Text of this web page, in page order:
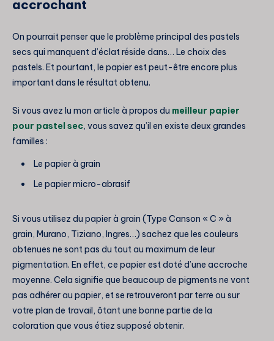
accrochant
On pourrait penser que le problème principal des pastels
secs qui manquent d’éclat réside dans… Le choix des
pastels. Et pourtant, le papier est peut-être encore plus
important dans le résultat obtenu.
Si vous avez lu mon article à propos du meilleur papier
pour pastel sec, vous savez qu’il en existe deux grandes
familles :
Le papier à grain
Le papier micro-abrasif
Si vous utilisez du papier à grain (Type Canson « C » à
grain, Murano, Tiziano, Ingres…) sachez que les couleurs
obtenues ne sont pas du tout au maximum de leur
pigmentation. En effet, ce papier est doté d’une accroche
moyenne. Cela signifie que beaucoup de pigments ne vont
pas adhérer au papier, et se retrouveront par terre ou sur
votre plan de travail, ôtant une bonne partie de la
coloration que vous étiez supposé obtenir.